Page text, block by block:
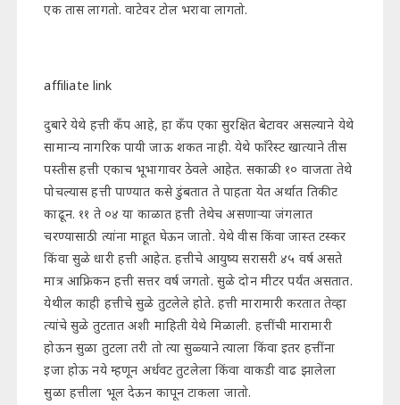
एक तास लागतो. वाटेवर टोल भरावा लागतो.
affiliate link
दुबारे येथे हत्ती कँप आहे, हा कँप एका सुरक्षित बेटावर असल्याने येथे
सामान्य नागरिक पायी जाऊ शकत नाही. येथे फाँरेस्ट खात्याने तीस
पस्तीस हत्ती एकाच भूभागावर ठेवले आहेत. सकाळी १० वाजता तेथे
पोचल्यास हत्ती पाण्यात कसे डुंबतात ते पाहता येत अर्थात तिकीट
काढून. ११ ते ०४ या काळात हत्ती तेथेच असणाऱ्या जंगलात
चरण्यासाठी त्यांना माहूत घेऊन जातो. येथे वीस किंवा जास्त टस्कर
किंवा सुळे धारी हत्ती आहेत. हत्तीचे आयुष्य सरासरी ४५ वर्ष असते
मात्र आफ्रिकन हत्ती सत्तर वर्ष जगतो. सुळे दोन मीटर पर्यंत असतात.
येथील काही हत्तीचे सुळे तुटलेले होते. हत्ती मारामारी करतात तेव्हा
त्यांचे सुळे तुटतात अशी माहिती येथे मिळाली. हत्तींची मारामारी
होऊन सुळा तुटला तरी तो त्या सुळ्याने त्याला किंवा इतर हत्तींना
इजा होऊ नये म्हणून अर्धवट तुटलेला किंवा वाकडी वाढ झालेला
सुळा हत्तीला भूल देऊन कापून टाकला जातो.